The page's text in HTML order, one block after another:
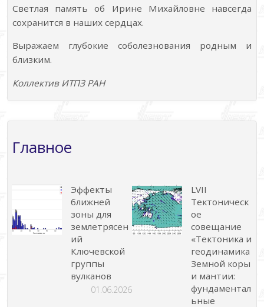
Светлая память об Ирине Михайловне навсегда
сохранится в наших сердцах.
Выражаем глубокие соболезнования родным и
близким.
КоллективИТПЗ РАН
Главное
Эффекты
ближней
зоны для
землетрясен
ий
Ключевской
группы
вулканов
01.06.2026
LVII
Тектоническ
ое
совещание
«Тектоника и
геодинамика
Земной коры
и мантии:
фундаментал
ьные